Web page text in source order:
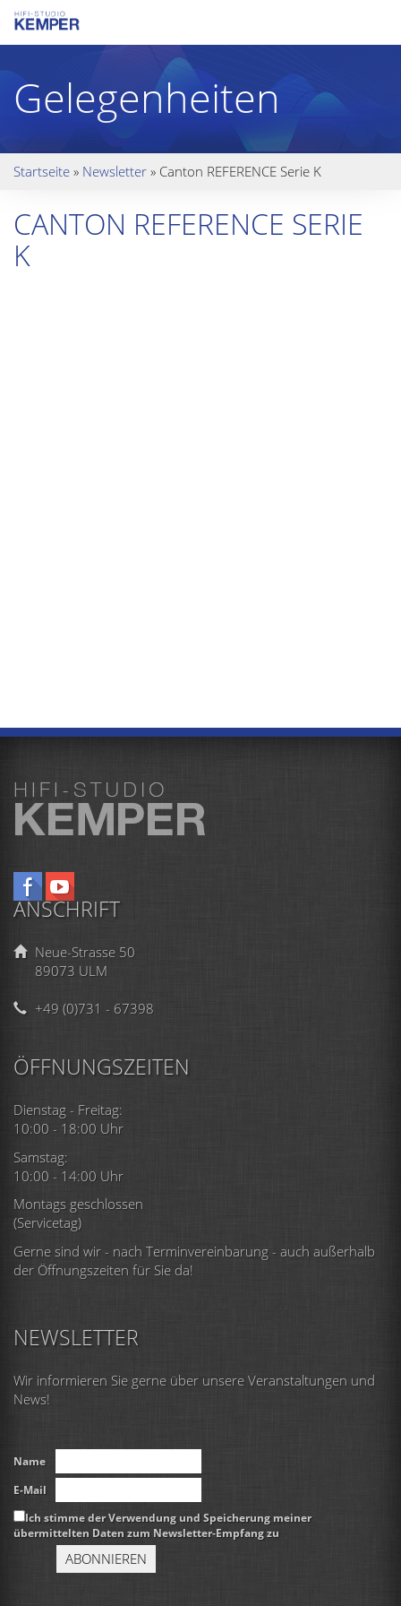
Gelegenheiten
Startseite » Newsletter » Canton REFERENCE Serie K
CANTON REFERENCE SERIE
K
ANSCHRIFT
Neue-Strasse 50
89073 ULM
+49 (0)731 - 67398
ÖFFNUNGSZEITEN
Dienstag - Freitag:
10:00 - 18:00 Uhr
Samstag:
10:00 - 14:00 Uhr
Montags geschlossen
(Servicetag)
Gerne sind wir - nach Terminvereinbarung - auch außerhalb
der Öffnungszeiten für Sie da!
NEWSLETTER
Wir informieren Sie gerne über unsere Veranstaltungen und
News!
Name
E-Mail
Ich stimme der Verwendung und Speicherung meiner
übermittelten Daten zum Newsletter-Empfang zu